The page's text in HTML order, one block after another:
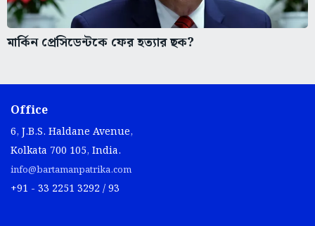
মার্কিন প্রেসিডেন্টকে ফের হত্যার ছক?
Office
6, J.B.S. Haldane Avenue,
Kolkata 700 105, India.
info@bartamanpatrika.com
+91 - 33 2251 3292 / 93